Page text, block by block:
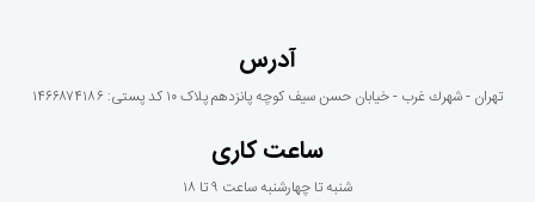
آدرس
تهران - شهرك غرب - خيابان حسن سيف كوچه پانزدهم پلاک ١٠ کد پستی: ۱۴۶۶۸۷۴۱۸۶
ساعت کاری
شنبه تا چهارشنبه ساعت ۹ تا ۱۸